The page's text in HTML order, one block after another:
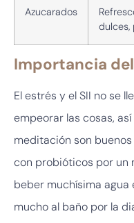
Azucarados
dulces,
Importancia
El estrés y el SII no se
empeorar las cosas,
meditación son
con probióticos por un
beber muchísima agua
mucho al baño por la